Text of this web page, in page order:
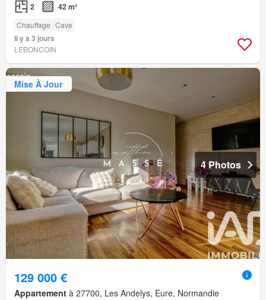
2 42 m²
Chauffage Cave
Il y a 3 jours
LEBONCOIN
Mise À Jour
4 Photos
129 000 €
Appartement à 27700, Les Andelys, Eure, Normandie